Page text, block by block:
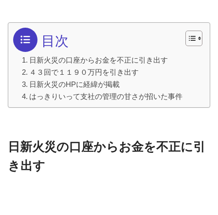
目次
日新火災の口座からお金を不正に引き出す
４３回で１１９０万円を引き出す
日新火災のHPに経緯が掲載
はっきりいって支社の管理の甘さが招いた事件
日新火災の口座からお金を不正に引
き出す